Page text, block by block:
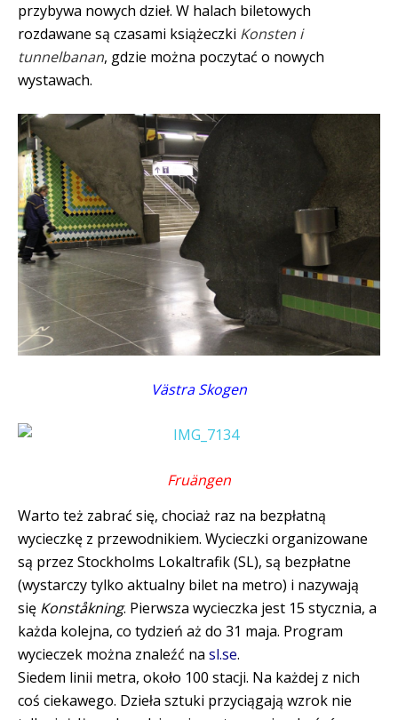
przybywa nowych dzieł. W halach biletowych
rozdawane są czasami książeczki Konsten i
tunnelbanan, gdzie można poczytać o nowych
wystawach.
Västra Skogen
Fruängen
Warto też zabrać się, chociaż raz na bezpłatną
wycieczkę z przewodnikiem. Wycieczki organizowane
są przez Stockholms Lokaltrafik (SL), są bezpłatne
(wystarczy tylko aktualny bilet na metro) i nazywają
się Konståkning. Pierwsza wycieczka jest 15 stycznia, a
każda kolejna, co tydzień aż do 31 maja. Program
wycieczek można znaleźć na sl.se.
Siedem linii metra, około 100 stacji. Na każdej z nich
coś ciekawego. Dzieła sztuki przyciągają wzrok nie